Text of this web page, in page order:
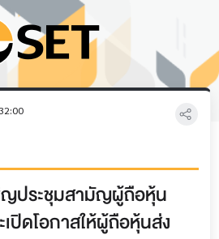
ญประชุมสามัญผู้ถือหุ้น
เปิดโอกาสให้ผู้ถือหุ้นส่ง